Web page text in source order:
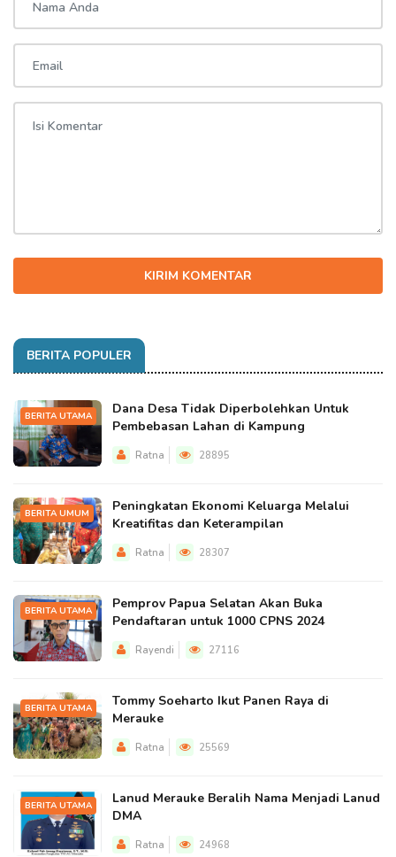
KIRIM KOMENTAR
BERITA POPULER
BERITA UTAMA
Dana Desa Tidak Diperbolehkan Untuk
Pembebasan Lahan di Kampung
Ratna 28895
BERITA UMUM
Peningkatan Ekonomi Keluarga Melalui
Kreatifitas dan Keterampilan
Ratna 28307
BERITA UTAMA
Pemprov Papua Selatan Akan Buka
Pendaftaran untuk 1000 CPNS 2024
Rayendi 27116
BERITA UTAMA
Tommy Soeharto Ikut Panen Raya di
Merauke
Ratna 25569
BERITA UTAMA
Lanud Merauke Beralih Nama Menjadi Lanud
DMA
Ratna 24968